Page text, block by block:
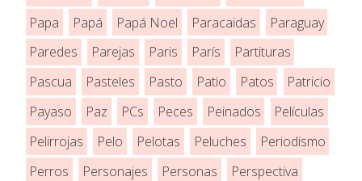
Papa
Papá Papá Noel Paracaidas
Paraguay
Paredes
Parejas Paris París
Partituras
Pascua
Pasteles Pasto Patio Patos
Patricio
Payaso
Paz PCs Peces Peinados
Películas
Pelirrojas
Pelo Pelotas Peluches
Periodismo
Perros
Personajes Personas
Perspectiva